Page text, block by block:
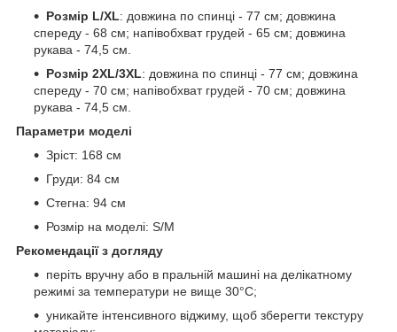
Розмір L/XL: довжина по спинці - 77 см; довжина
спереду - 68 см; напівобхват грудей - 65 см; довжина
рукава - 74,5 см.
Розмір 2XL/3XL: довжина по спинці - 77 см; довжина
спереду - 70 см; напівобхват грудей - 70 см; довжина
рукава - 74,5 см.
Параметри моделі
Зріст: 168 см
Груди: 84 см
Стегна: 94 см
Розмір на моделі: S/M
Рекомендації з догляду
періть вручну або в пральній машині на делікатному
режимі за температури не вище 30°C;
уникайте інтенсивного віджиму, щоб зберегти текстуру